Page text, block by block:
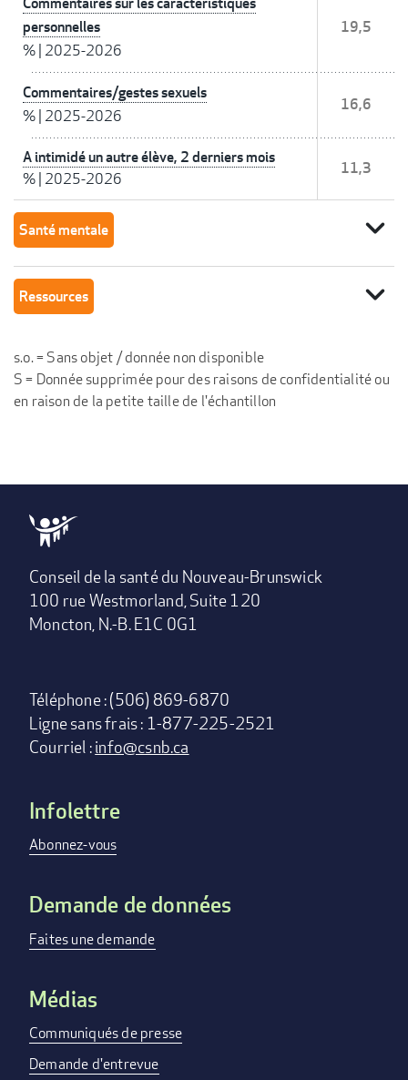
personnelles
% 2025-2026
19,5
Commentaires/gestes sexuels
% 2025-2026
16,6
A intimidé un autre élève, 2 derniers mois
% 2025-2026
11,3
Santé mentale expand_more
Ressources expand_more
s.o. = Sans objet / donnée non disponible
S = Donnée supprimée pour des raisons de confidentialité ou
en raison de la petite taille de l'échantillon
Conseil de la santé du Nouveau-Brunswick
100 rue Westmorland, Suite 120
Moncton, N.-B. E1C 0G1
Téléphone : (506) 869-6870
Ligne sans frais : 1-877-225-2521
Courriel :info@csnb.ca
Footer
menu
Infolettre
Abonnez-vous
Demande de données
Faites une demande
Médias
Communiqués de presse
Demande d'entrevue